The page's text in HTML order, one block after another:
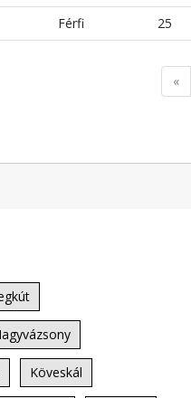
Férfi 25
«
Köveskál